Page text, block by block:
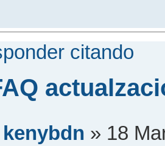
citando
kenybdn » 18